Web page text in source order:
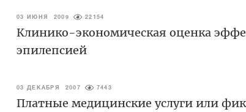
03 ИЮНЯ 2009 22154
Клинико-экономическая оценка
эпилепсией
03 ДЕКАБРЯ 2007 7443
Платные медицинские услуги или